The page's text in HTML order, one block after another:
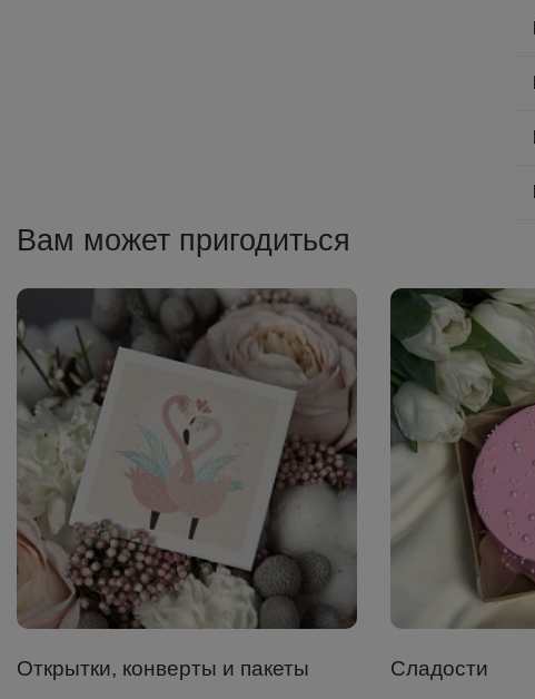
Вам может пригодиться
Открытки, конверты и пакеты Сладости